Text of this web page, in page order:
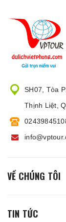
SH07, Tòa
Thịnh Liệt,
VỀ CHÚNG TÔI
TIN TỨC